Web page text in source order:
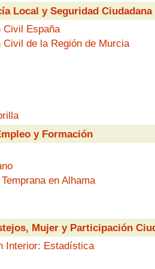
Local y Seguridad Ciudadana
Civil España
de la Región de Murcia
y Formación
en Alhama
Mujer y Participación
Interior: Estadística